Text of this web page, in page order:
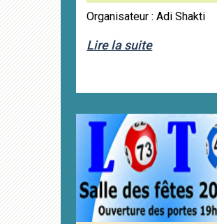
Organisateur : Adi Shakti
Lire la suite